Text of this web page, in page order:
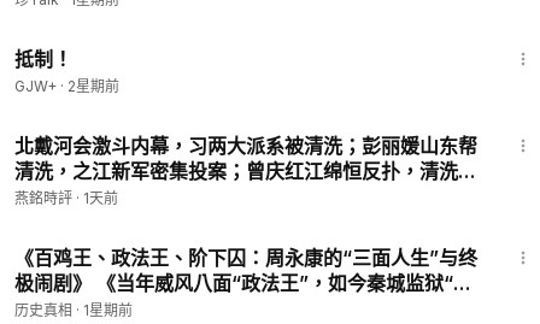
GJYpNbBJ
m/s/jaY3ZYZBEz
经典电影馆藏Ⅲ：
经典电影馆藏Ⅱ：https://www.ganjingworld.com/s/kAkjZK31ax
经典电影馆藏Ⅰ：https://www.ganjingworld.com/s/KzNQgyjxQ
b
Mmr
经典金曲馆藏Ⅲ：https://www.ganjingworld.com/s/p0kVwRMJ
v9
抵制！
GJW+ · 2星期前
北戴河会激斗内幕，习两大派系被清洗；彭丽媛山东帮
清洗，之江新军密集投案；曾庆红江绵恒反扑，清洗习
家军福建帮；何立峰老巢失守旧部落马，陈一新旧部投
燕銘時評 · 1天前
《百鸡王、政法王、阶下囚：周永康的“三面人生”与终
极闹剧》 《当年威风八面“政法王”，如今秦城监狱“待
业者”》#二爷故事
历史真相 · 1星期前